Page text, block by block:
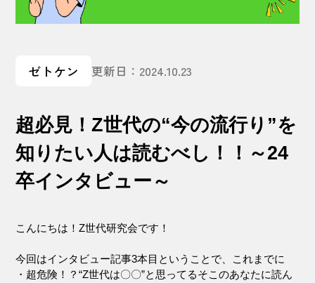
ゼトケン 更新日：2024.10.23
超必見！Z世代の“今の流行り”を
知りたい人は読むべし！！～24
卒インタビュー～
こんにちは！Z世代研究会です！
今回はインタビュー記事3本目ということで、これまでに
・超危険！？“Z世代は〇〇”と思ってるそこのあなたに読ん